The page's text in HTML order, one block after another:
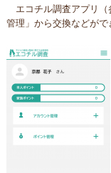
エコチル調査アプリ（
管理」から交換などがで